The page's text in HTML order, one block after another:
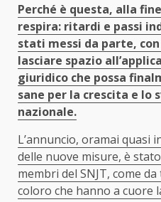
Perché è questa, alla
respira: ritardi e passi
stati messi da parte,
lasciare spazio
giuridico che possa
sane per la crescita e lo
nazionale.
L’annuncio, oramai quasi
delle nuove misure, è
membri del SNJT, come
coloro che hanno a cuore